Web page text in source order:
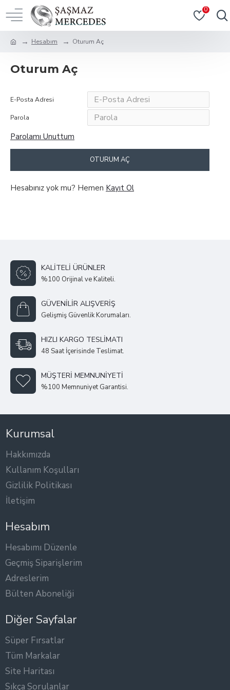
0
Hesabım Oturum Aç
Oturum Aç
E-Posta Adresi
Parola
Parolamı Unuttum
OTURUM AÇ
Hesabınız yok mu? Hemen Kayıt Ol
KALITELI ÜRÜNLER
%100 Orijinal ve Kaliteli.
GÜVENILIR ALIŞVERIŞ
Gelişmiş Güvenlik Korumaları.
HIZLI KARGO TESLIMATI
48 Saat İçerisinde Teslimat.
MÜŞTERI MEMNUNIYETI
%100 Memnuniyet Garantisi.
Kurumsal
Hakkımızda
Kullanım Koşulları
Gizlilik Politikası
İletişim
Hesabım
Hesabımı Düzenle
Geçmiş Siparişlerim
Adreslerim
Bülten Aboneliği
Diğer Sayfalar
Süper Fırsatlar
Tüm Markalar
Site Haritası
Sıkça Sorulanlar